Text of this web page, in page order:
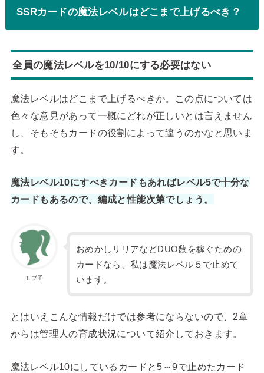
SSRカードの魔法レベルはどこまで上げるべき？
全員の魔法レベルを10/10にする必要はない
魔法レベルはどこまで上げるべきか。この点については
色々な意見があって一概にどれが正しいとは言えません
し、そもそもカードの役割によって違うのかなと思いま
す。
魔法レベル10にすべきカードもあればレベル5で十分な
カードもあるので、編成と性能次第でしょう。
モブ子
おめかしリリアなどDUO数を稼ぐための
カードなら、私は魔法レベル５で止めて
います。
とはいえこんな情報だけでは参考にならないので、2章
からは管理人の育成状況について紹介しておきます。
魔法レベル10にしているカードと5～9で止めたカード